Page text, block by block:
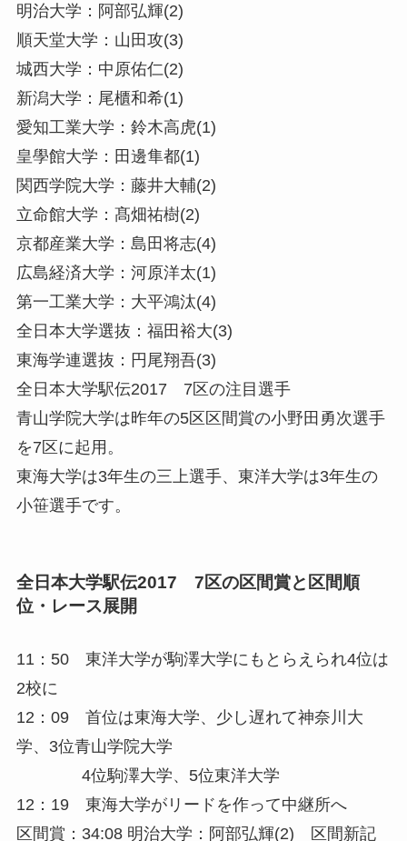
明治大学：阿部弘輝(2)
順天堂大学：山田攻(3)
城西大学：中原佑仁(2)
新潟大学：尾櫃和希(1)
愛知工業大学：鈴木高虎(1)
皇學館大学：田邊隼都(1)
関西学院大学：藤井大輔(2)
立命館大学：髙畑祐樹(2)
京都産業大学：島田将志(4)
広島経済大学：河原洋太(1)
第一工業大学：大平鴻汰(4)
全日本大学選抜：福田裕大(3)
東海学連選抜：円尾翔吾(3)
全日本大学駅伝2017 7区の注目選手
青山学院大学は昨年の5区区間賞の小野田勇次選手
を7区に起用。
東海大学は3年生の三上選手、東洋大学は3年生の
小笹選手です。
全日本大学駅伝2017 7区の区間賞と区間順
位・レース展開
11：50 東洋大学が駒澤大学にもとらえられ4位は
2校に
12：09 首位は東海大学、少し遅れて神奈川大
学、3位青山学院大学
4位駒澤大学、5位東洋大学
12：19 東海大学がリードを作って中継所へ
区間賞：34:08 明治大学：阿部弘輝(2)
区間新記